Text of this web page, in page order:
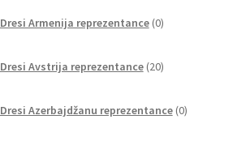
Dresi Armenija reprezentance 0izdelkov
Dresi Avstrija reprezentance 20izdelkov
Dresi Azerbajdžanu reprezentance 0izdelkov